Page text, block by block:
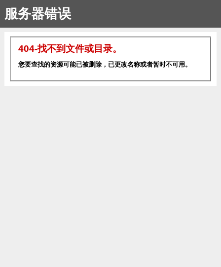
服务器错误
404-找不到文件或目录。
您要查找的资源可能已被删除，已更改名称或者暂时不可用。